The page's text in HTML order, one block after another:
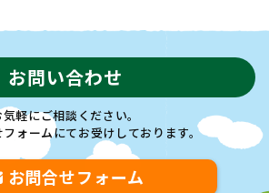
お問い合わせ
気軽にご相談ください。
ォームにてお受けしております。
お問合せフォーム